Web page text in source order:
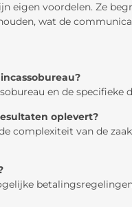
eigen voordelen. Ze
wat de
en de
oplevert?
complexiteit van de